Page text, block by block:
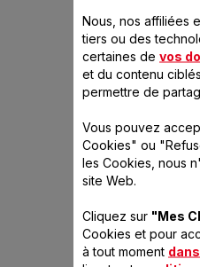
Nous, nos affiliées
tiers ou des
certaines de vos
et du contenu
permettre de
Vous pouvez
Cookies" ou
les Cookies, nous
site Web.
Cliquez sur "Mes
Cookies et pour
à tout moment